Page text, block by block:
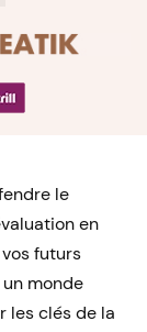
le
en
futurs
monde
les clés de la